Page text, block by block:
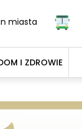
miasta
I ZDROWIE